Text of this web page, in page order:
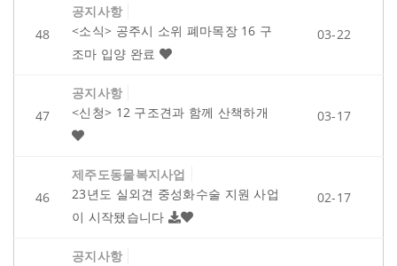
48
공지사항
<소식> 공주시 소위 폐마목장 16 구
조마 입양 완료
03-22
47
공지사항
<신청> 12 구조견과 함께 산책하개
03-17
46
제주도동물복지사업
23년도 실외견 중성화수술 지원 사업
이 시작됐습니다
02-17
공지사항